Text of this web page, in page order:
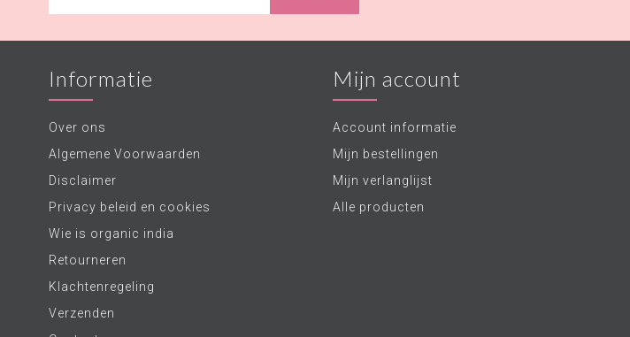
Informatie
Over ons
Algemene Voorwaarden
Disclaimer
Privacy beleid en cookies
Wie is organic india
Retourneren
Klachtenregeling
Verzenden
Mijn account
Account informatie
Mijn bestellingen
Mijn verlanglijst
Alle producten